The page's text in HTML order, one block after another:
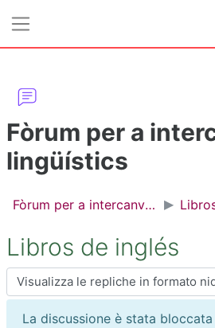
Fòrum per a
lingüístics
Fòrum per a intercanvis lingüístics
Libros de inglés
Modalità visualizzazione
La discussione è stata